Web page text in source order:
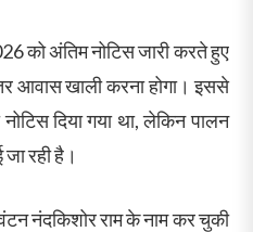
को अंतिम नोटिस जारी करते हुए
आवास खाली करना होगा। इससे
दिया गया था, लेकिन पालन
रही है।
नंदकिशोर राम के नाम कर चुकी